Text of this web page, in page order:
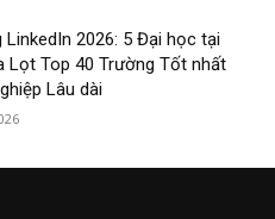
LinkedIn 2026: 5 Đại học tại
Lọt Top 40 Trường Tốt nhất
Lâu dài